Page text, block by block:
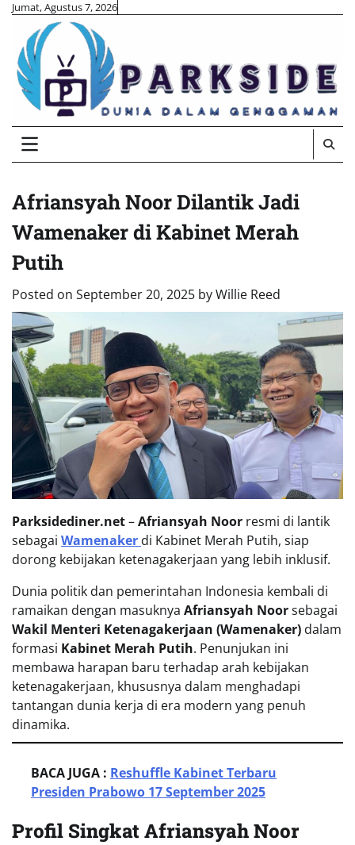
Skip
content
Jumat, Agustus 7, 2026
Afriansyah Noor Dilantik Jadi
Wamenaker di Kabinet Merah
Putih
Posted on September 20, 2025 byWillie Reed
Parksidediner.net–Afriansyah Noor resmi di lantik
sebagai Wamenaker di Kabinet Merah Putih, siap
dorong kebijakan ketenagakerjaan yang lebih inklusif.
Dunia politik dan pemerintahan Indonesia kembali di
ramaikan dengan masuknya Afriansyah Noorsebagai
Wakil Menteri Ketenagakerjaan (Wamenaker) dalam
formasi Kabinet Merah Putih. Penunjukan ini
membawa harapan baru terhadap arah kebijakan
ketenagakerjaan, khususnya dalam menghadapi
tantangan dunia kerja di era modern yang penuh
dinamika.
BACA JUGA : Reshuffle Kabinet Terbaru
Presiden Prabowo 17 September 2025
Profil Singkat Afriansyah Noor